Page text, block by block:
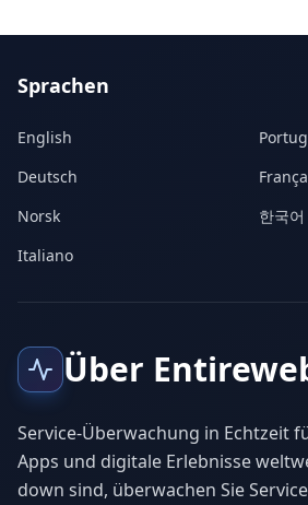
Sprachen
English
Deutsch
Norsk
한국어
Italiano
Über
Service-Überwachung in Echtzeit
Apps und digitale Erlebnisse
down sind, überwachen Sie